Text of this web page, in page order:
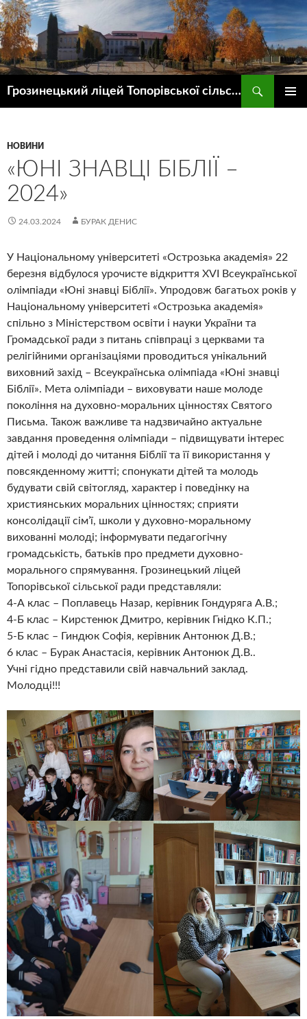
Грозинецький ліцей Топорівської сільської ради
НОВИНИ
«ЮНІ ЗНАВЦІ БІБЛІЇ –
2024»
24.03.2024 БУРАК ДЕНИС
У Національному університеті «Острозька академія» 22
березня відбулося урочисте відкриття ХVІ Всеукраїнської
олімпіади «Юні знавці Біблії». Упродовж багатьох років у
Національному університеті «Острозька академія»
спільно з Міністерством освіти і науки України та
Громадської ради з питань співпраці з церквами та
релігійними організаціями проводиться унікальний
виховний захід – Всеукраїнська олімпіада «Юні знавці
Біблії». Мета олімпіади – виховувати наше молоде
покоління на духовно-моральних цінностях Святого
Письма. Також важливе та надзвичайно актуальне
завдання проведення олімпіади – підвищувати інтерес
дітей і молоді до читання Біблії та її використання у
повсякденному житті; спонукати дітей та молодь
будувати свій світогляд, характер і поведінку на
християнських моральних цінностях; сприяти
консолідації сім’ї, школи у духовно-моральному
вихованні молоді; інформувати педагогічну
громадськість, батьків про предмети духовно-
морального спрямування. Грозинецький ліцей
Топорівської сільської ради представляли:
4-А клас – Поплавець Назар, керівник Гондуряга А.В.;
4-Б клас – Кирстенюк Дмитро, керівник Гнідко К.П.;
5-Б клас – Гиндюк Софія, керівник Антонюк Д.В.;
6 клас – Бурак Анастасія, керівник Антонюк Д.В..
Учні гідно представили свій навчальний заклад.
Молодці!!!